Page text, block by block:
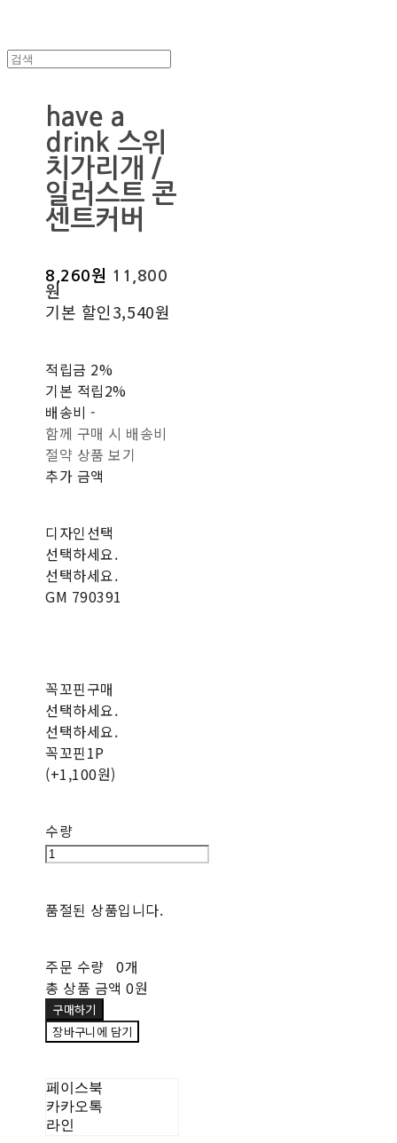
have a
drink 스위
치가리개 /
일러스트 콘
센트커버
8,260원 11,800
원
기본 할인3,540원
적립금 2%
기본 적립2%
배송비-
함께 구매 시 배송비
절약 상품 보기
추가 금액
디자인선택
선택하세요.
선택하세요.
GM 790391
꼭꼬핀구매
선택하세요.
선택하세요.
꼭꼬핀1P
(+1,100원)
수량
품절된 상품입니다.
주문 수량 0개
총 상품 금액 0원
구매하기
장바구니에 담기
페이스북
카카오톡
라인